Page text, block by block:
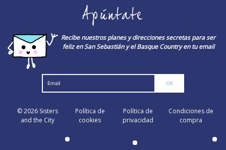
Apúntate
Recibe nuestros planes y direcciones secretas para ser
feliz en San Sebastián y el Basque Country en tu email
© 2026 Sisters
and the City
Política de
cookies
Política de
privacidad
Condiciones de
compra